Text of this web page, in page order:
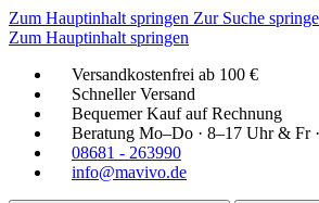
Zum Hauptinhalt springen Zur Suche
Zum Hauptinhalt springen
Versandkostenfrei ab 100 €
Schneller Versand
Bequemer Kauf auf Rechnung
Beratung Mo–Do · 8–17 Uhr & Fr
08681 - 263990
info@mavivo.de